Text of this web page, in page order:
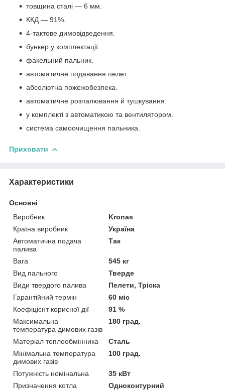
товщина сталі — 6 мм.
ККД — 91%.
4-тактове димовідведення.
бункер у комплектації.
факельний пальник.
автоматичне подавання пелет.
абсолютна пожежобезпека.
автоматичне розпалювання й тушкування.
у комплекті з автоматикою та вентилятором.
система самоочищення пальника.
Приховати
Характеристики
Основні
Виробник
Kronas
Країна виробник
Україна
Автоматична подача
палива
Так
Вага
545 кг
Вид пального
Тверде
Види твердого палива
Пелети, Тріска
Гарантійний термін
60 міс
Коефіцієнт корисної дії
91 %
Максимальна
температура димових газів
180 град.
Матеріал теплообмінника
Сталь
Мінімальна температура
димових газів
100 град.
Потужність номінальна
35 кВт
Призначення котла
Одноконтурний